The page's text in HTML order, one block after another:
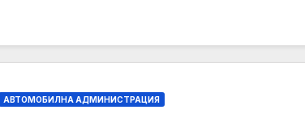
АВТОМОБИЛНА АДМИНИСТРАЦИЯ